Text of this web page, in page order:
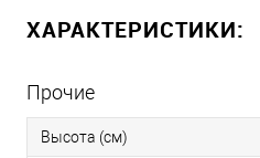
ХАРАКТЕРИСТИКИ:
Прочие
Высота (см)